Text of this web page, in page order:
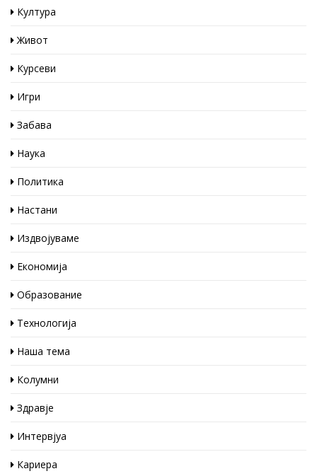
Култура
Живот
Курсеви
Игри
Забава
Наука
Политика
Настани
Издвојуваме
Економија
Образование
Технологија
Наша тема
Колумни
Здравје
Интервјуа
Кариера